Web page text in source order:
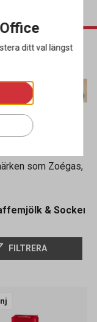
snabb
du de
som Zoégas,
& Socker
FILTRERA
ditt val längst